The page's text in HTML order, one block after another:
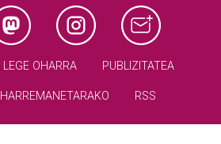
LEGE OHARRA PUBLIZITATEA
HARREMANETARAKO RSS